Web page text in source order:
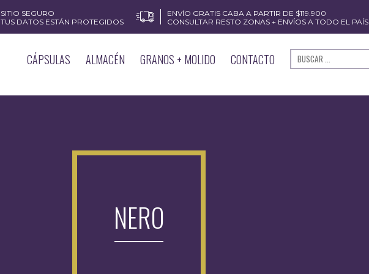
SITIO SEGURO
TUS DATOS ESTÁN PROTEGIDOS
ENVÍO GRATIS CABA A PARTIR DE $119.900
CONSULTAR RESTO ZONAS + ENVÍOS A TODO EL PAÍS
CÁPSULAS ALMACÉN GRANOS + MOLIDO CONTACTO
NERO